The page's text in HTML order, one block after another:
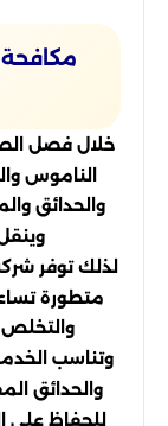
مكافحة
خلال فصل
الناموس
والحدائق
لذلك توفر
متطورة
وتناسب
والحدائق
للحفاظ على